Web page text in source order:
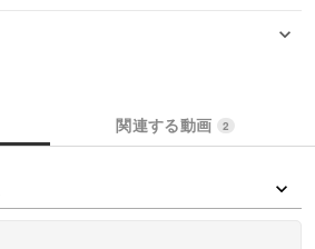
関連する動画 2